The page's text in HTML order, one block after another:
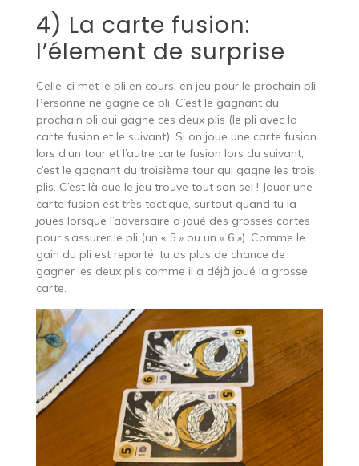
4) La carte fusion:
l’élement de surprise
Celle-ci met le pli en cours, en jeu pour le prochain pli.
Personne ne gagne ce pli. C’est le gagnant du
prochain pli qui gagne ces deux plis (le pli avec la
carte fusion et le suivant). Si on joue une carte fusion
lors d’un tour et l’autre carte fusion lors du suivant,
c’est le gagnant du troisième tour qui gagne les trois
plis. C’est là que le jeu trouve tout son sel ! Jouer une
carte fusion est très tactique, surtout quand tu la
joues lorsque l’adversaire a joué des grosses cartes
pour s’assurer le pli (un « 5 » ou un « 6 »). Comme le
gain du pli est reporté, tu as plus de chance de
gagner les deux plis comme il a déjà joué la grosse
carte.